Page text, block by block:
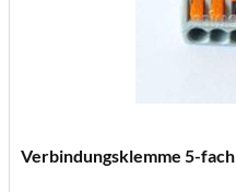
Verbindungsklemme 5-fach